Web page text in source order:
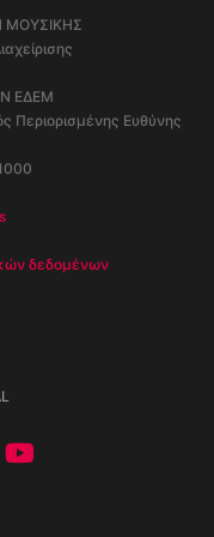
ΜΟΥΣΙΚΗΣ
ΕΔΕΜ
Περιορισμένης Ευθύνης
δεδομένων